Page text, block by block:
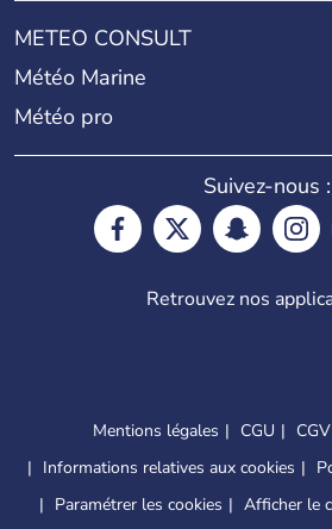
METEO CONSULT
Météo Marine
Météo pro
Suivez-nous :
Retrouvez nos
Mentions légales CGU CGV
Informations relatives aux cookies
Paramétrer les cookies
Afficher le